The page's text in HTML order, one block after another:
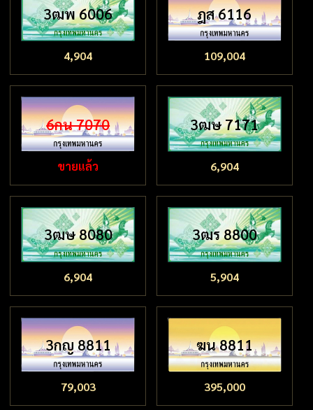
3ฒพ 6006
4,904
ฎส 6116
109,004
6กน 7070
ขายแล้ว
3ฒษ 7171
6,904
3ฒษ 8080
6,904
3ฒร 8800
5,904
3กญ 8811
79,003
ฆน 8811
395,000